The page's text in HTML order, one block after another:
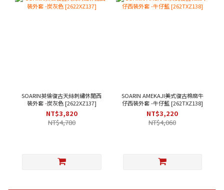
SOARIN英倫復古天絲刺繡休閒西
裝外套 -炭灰色 [2622XZ137]
NT$3,820
NT$4,780
SOARIN AMEKAJI美式復古棉麻牛
仔西裝外套 -牛仔藍 [262TXZ138]
NT$3,220
NT$4,060